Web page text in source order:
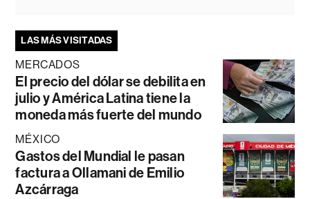
LAS MÁS VISITADAS
MERCADOS
El precio del dólar se debilita en
julio y América Latina tiene la
moneda más fuerte del mundo
MÉXICO
Gastos del Mundial le pasan
factura a Ollamani de Emilio
Azcárraga